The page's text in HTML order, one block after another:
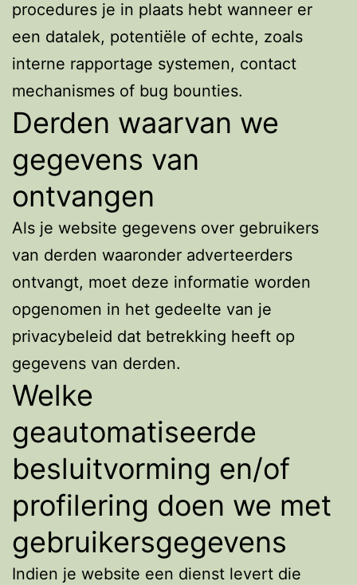
procedures je in plaats hebt wanneer er
een datalek, potentiële of echte, zoals
interne rapportage systemen, contact
mechanismes of bug bounties.
Derden waarvan we
gegevens van
ontvangen
Als je website gegevens over gebruikers
van derden waaronder adverteerders
ontvangt, moet deze informatie worden
opgenomen in het gedeelte van je
privacybeleid dat betrekking heeft op
gegevens van derden.
Welke
geautomatiseerde
besluitvorming en/of
profilering doen we met
gebruikersgegevens
Indien je website een dienst levert die